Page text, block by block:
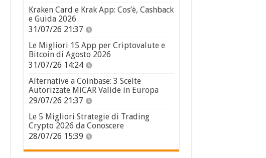
Kraken Card e Krak App: Cos’è, Cashback
e Guida 2026
31/07/26 21:37
Le Migliori 15 App per Criptovalute e
Bitcoin di Agosto 2026
31/07/26 14:24
Alternative a Coinbase: 3 Scelte
Autorizzate MiCAR Valide in Europa
29/07/26 21:37
Le 5 Migliori Strategie di Trading
Crypto 2026 da Conoscere
28/07/26 15:39